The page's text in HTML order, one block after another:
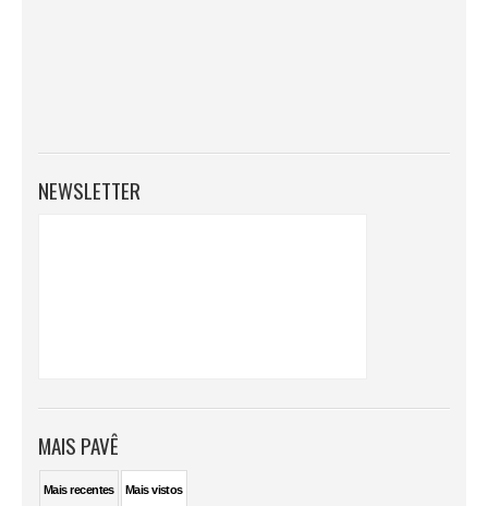
NEWSLETTER
MAIS PAVÊ
Maisrecentes Maisvistos